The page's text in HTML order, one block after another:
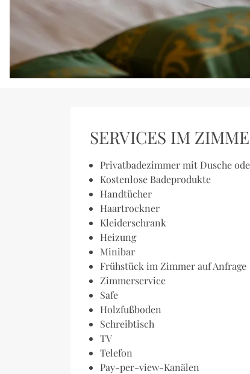
SERVICES IM
Privatbadezimmer mit Dusche
Kostenlose Badeprodukte
Handtücher
Haartrockner
Kleiderschrank
Heizung
Minibar
Frühstück im Zimmer auf Anfrage
Zimmerservice
Safe
Holzfußboden
Schreibtisch
TV
Telefon
Pay-per-view-Kanälen